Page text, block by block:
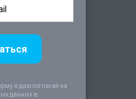
я даю согласие на
данных в